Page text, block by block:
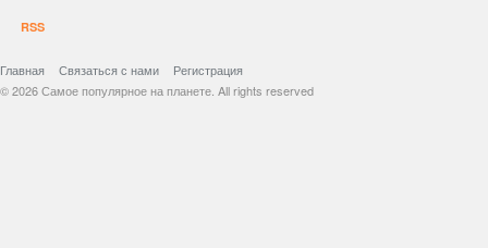
RSS
Главная Связаться с нами
Регистрация
© 2026 Самое популярное на планете. All rights reserved